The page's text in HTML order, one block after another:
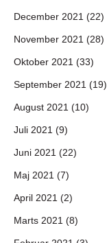
December 2021 (22)
November 2021 (28)
Oktober 2021 (33)
September 2021 (19)
August 2021 (10)
Juli 2021 (9)
Juni 2021 (22)
Maj 2021 (7)
April 2021 (2)
Marts 2021 (8)